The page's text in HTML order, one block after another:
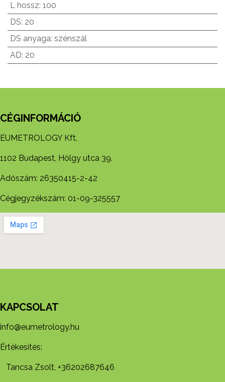
L hossz: 100
DS: 20
DS anyaga: szénszál
AD: 20
CÉGINFORMÁCIÓ
EUMETROLOGY Kft.
1102 Budapest, Hölgy utca 39.
Adószám: 26350415-2-42
Cégjegyzékszám: 01-09-325557
KAPCSOLAT
info@eumetrology.hu
Értékesítés:
Tancsa Zsolt, +36202687646